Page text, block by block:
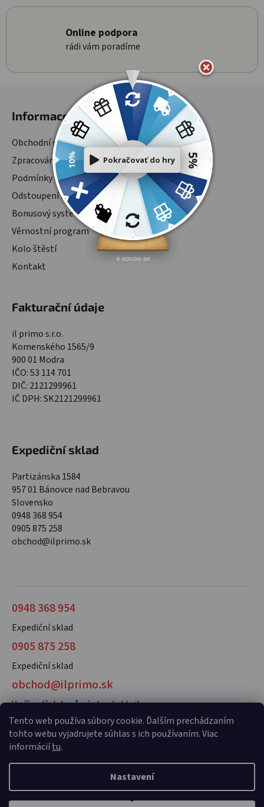
Tento web používa súbory cookie. Ďalším prechádzaním
tohto webu vyjadrujete súhlas s ich používaním. Viac
informáciítu.
Nastavení
Online podpora
rádi vám poradíme
Informace
Obchodní podmínky
Zpracování osobních údajů
Podmínky ochrany osobních údajů
Odstoupení od smlouvy
Bonusový systém
Věrnostní program
Kolo štěstí
Kontakt
Fakturační údaje
il primo s.r.o.
Komenského 1565/9
900 01 Modra
IČO: 53 114 701
DIČ: 2121299961
IČ DPH: SK2121299961
Expediční sklad
Partizánska 1584
957 01 Bánovce nad Bebravou
Slovensko
0948 368 954
0905 875 258
obchod@ilprimo.sk
0948 368 954
Expediční sklad
0905 875 258
Expediční sklad
obchod@ilprimo.sk
V případě dotazů nás kontaktujte
Vytvořil Shoptet Premium a Adatelier